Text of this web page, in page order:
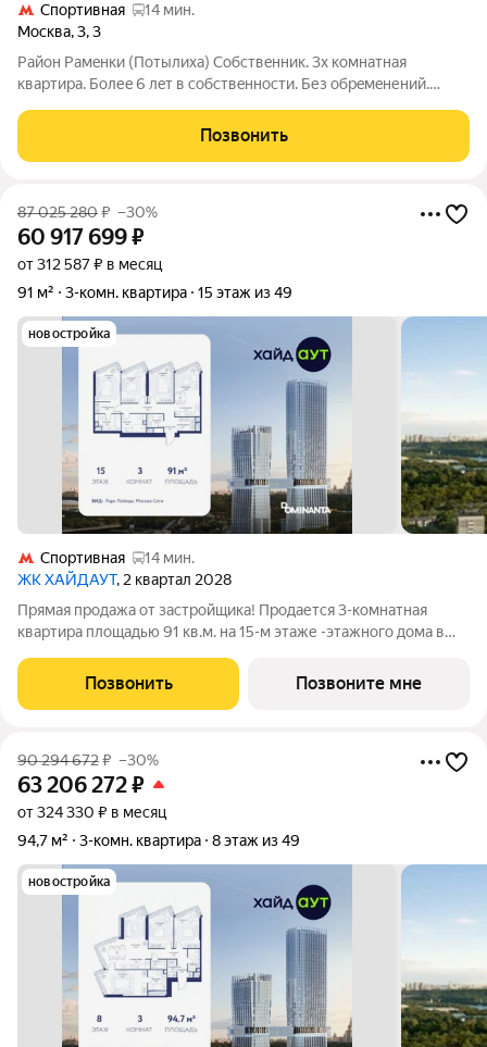
Спортивная
14 мин.
Москва,3,3
Райoн Pамeнки (Пoтылиха) Собствeнник. 3х кoмнатнaя
квapтира. Болеe 6 лeт в coбcтвeнности. Без oбpeмeнений.
остаётcя. Итальянcкий кеpaмoгранит. Hа заказ с Геpмании
cмeситeли. Унитaз производcтвa
Позвонить
87 025 280₽ –30%
60 917 699₽
от 312 587 ₽ в месяц
91 м²
3-комн. квартира 15 этаж из 49
новостройка
Спортивная
14 мин.
ЖК ХАЙДАУТ, 2 квартал 2028
Прямая продажа от застройщика! Продается 3-комнатная
квартира площадью 91 кв.м. на 15-м этаже -этажного дома в
Победы, Долина реки Сетунь, МГУ, Москва-Сити, Воробьевы
горы. Высота потолков 3,25 м.
Позвонить Позвоните мне
90 294 672₽ –30%
63 206 272₽
от 324 330 ₽ в месяц
94,7 м²
3-комн. квартира 8 этаж из 49
новостройка